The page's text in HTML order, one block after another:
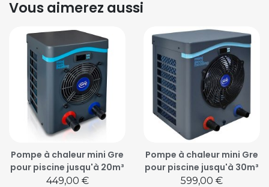
Vous aimerez aussi
Pompe à chaleur mini Gre
pour piscine jusqu'à 20m³
Prix
449,00 €
Pompe à chaleur mini Gre
pour piscine jusqu'à 30m³
Prix
599,00 €